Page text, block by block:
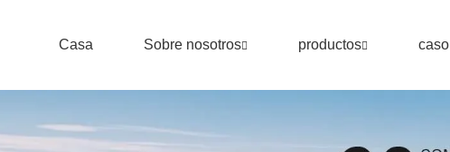
Casa Sobre nosotros productos caso